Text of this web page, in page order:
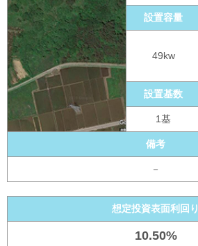
設置容量
49kw
設置基数
1基
備考
－
想定投資表面利回り
10.50%